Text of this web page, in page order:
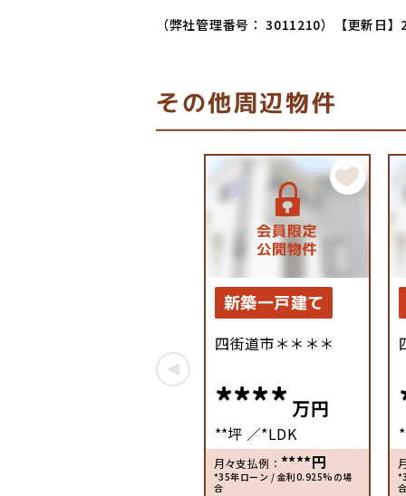
（弊社管理番号： 3011210） 【更新日
その他周辺物件
新築一戸建て
四街道市＊＊＊＊
**** 万円
**坪 *LDK
月々支払例： ****円
*35年ローン / 金利0.925%の場
合
合